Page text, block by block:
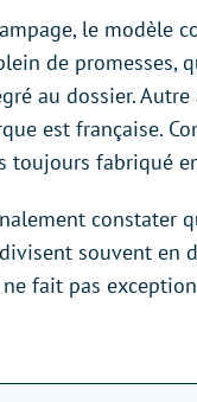
le modèle
de promesses,
au dossier.
est française.
toujours fabriqué
constater
souvent en
fait pas